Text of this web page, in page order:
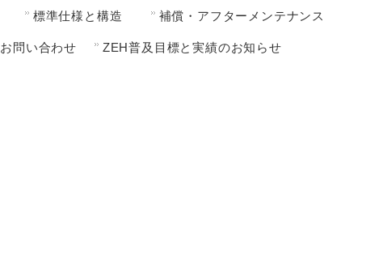
標準仕様と構造 補償・アフターメンテナンス
お問い合わせ ZEH普及目標と実績のお知らせ